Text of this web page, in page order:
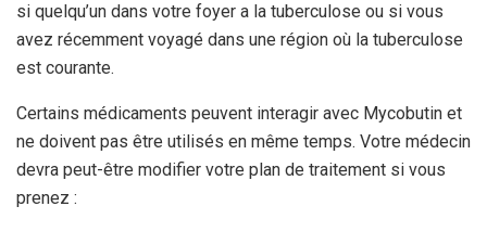
si quelqu’un dans votre foyer a la tuberculose ou si vous
avez récemment voyagé dans une région où la tuberculose
est courante.
Certains médicaments peuvent interagir avec Mycobutin et
ne doivent pas être utilisés en même temps. Votre médecin
devra peut-être modifier votre plan de traitement si vous
prenez :